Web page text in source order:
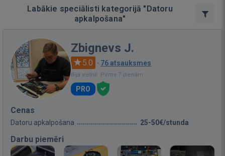
Labākie speciālisti kategorijā "Datoru
apkalpošana"
Zbignevs J.
5.0 · 76 atsauksmes
Bija vietnē: Pirms 7 dienām
PRO
Cenas
Datoru apkalpošana 25-50€/stunda
Darbu piemēri